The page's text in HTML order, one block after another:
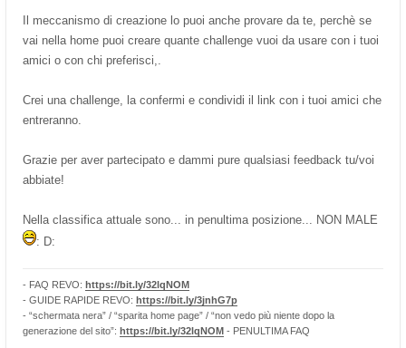
Il meccanismo di creazione lo puoi anche provare da te, perchè se
vai nella home puoi creare quante challenge vuoi da usare con i tuoi
amici o con chi preferisci,.
Crei una challenge, la confermi e condividi il link con i tuoi amici che
entreranno.
Grazie per aver partecipato e dammi pure qualsiasi feedback tu/voi
abbiate!
Nella classifica attuale sono... in penultima posizione... NON MALE
: D:
- FAQ REVO: https://bit.ly/32lqNOM
- GUIDE RAPIDE REVO: https://bit.ly/3jnhG7p
- “schermata nera” / “sparita home page” / “non vedo più niente dopo la
generazione del sito”: https://bit.ly/32lqNOM - PENULTIMA FAQ